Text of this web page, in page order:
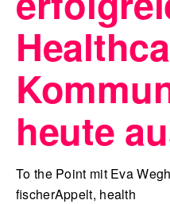
heute
To the Point mit Eva
fischerAppelt, health